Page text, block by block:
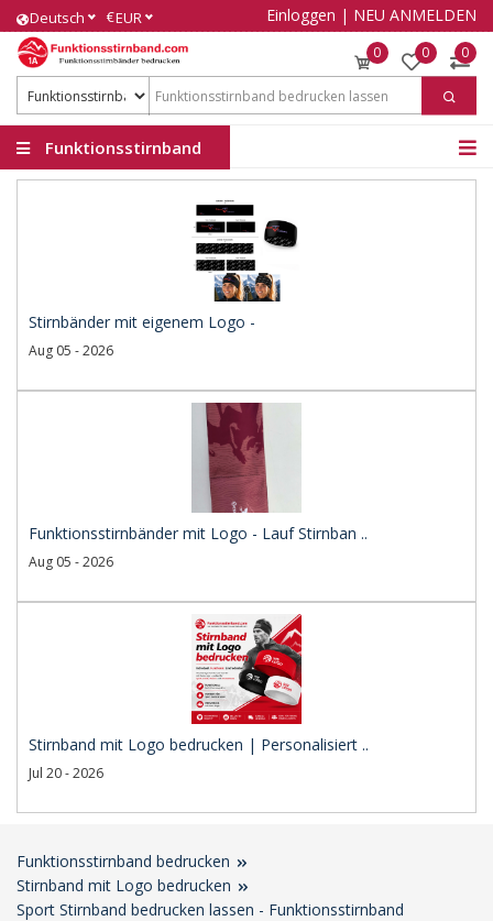
Deutsch €EUR Einloggen | NEU ANMELDEN
0 0 0
Funktionsstirnband
Stirnbänder mit eigenem Logo -
Aug 05 - 2026
Funktionsstirnbänder mit Logo - Lauf Stirnban ..
Aug 05 - 2026
Stirnband mit Logo bedrucken | Personalisiert ..
Jul 20 - 2026
Funktionsstirnband bedrucken
Stirnband mit Logo bedrucken
Sport Stirnband bedrucken lassen - Funktionsstirnband